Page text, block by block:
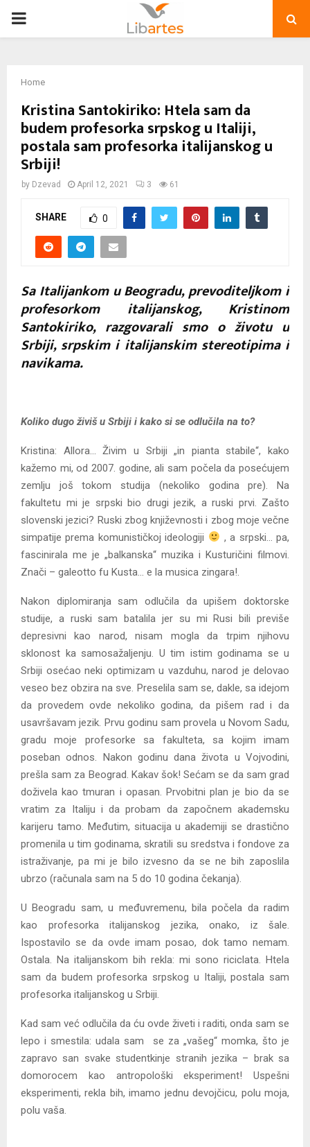
PRIMARY
Home
Kristina Santokiriko: Htela sam da
budem profesorka srpskog u Italiji,
postala sam profesorka italijanskog u
Srbiji!
by Dzevad April 12, 2021 3 61
SHARE 0
Sa Italijankom u Beogradu, prevoditeljkom i
profesorkom italijanskog, Kristinom
Santokiriko, razgovarali smo o životu u
Srbiji, srpskim i italijanskim stereotipima i
navikama.
Koliko dugo živiš u Srbiji i kako si se odlučila na to?
Kristina: Allora… Živim u Srbiji „in pianta stabile“, kako
kažemo mi, od 2007. godine, ali sam počela da posećujem
zemlju još tokom studija (nekoliko godina pre). Na
fakultetu mi je srpski bio drugi jezik, a ruski prvi. Zašto
slovenski jezici? Ruski zbog književnosti i zbog moje večne
simpatije prema komunističkoj ideologiji
, a srpski… pa,
fascinirala me je „balkanska“ muzika i Kusturičini filmovi.
Znači – galeotto fu Kusta… e la musica zingara!.
Nakon diplomiranja sam odlučila da upišem doktorske
studije, a ruski sam batalila jer su mi Rusi bili previše
depresivni kao narod, nisam mogla da trpim njihovu
sklonost ka samosažaljenju. U tim istim godinama se u
Srbiji osećao neki optimizam u vazduhu, narod je delovao
veseo bez obzira na sve. Preselila sam se, dakle, sa idejom
da provedem ovde nekoliko godina, da pišem rad i da
usavršavam jezik. Prvu godinu sam provela u Novom Sadu,
gradu moje profesorke sa fakulteta, sa kojim imam
poseban odnos. Nakon godinu dana života u Vojvodini,
prešla sam za Beograd. Kakav šok! Sećam se da sam grad
doživela kao tmuran i opasan. Prvobitni plan je bio da se
vratim za Italiju i da probam da započnem akademsku
karijeru tamo. Međutim, situacija u akademiji se drastično
promenila u tim godinama, skratili su sredstva i fondove za
istraživanje, pa mi je bilo izvesno da se ne bih zaposlila
ubrzo (računala sam na 5 do 10 godina čekanja).
U Beogradu sam, u međuvremenu, bila počela da radim
kao profesorka italijanskog jezika, onako, iz šale.
Ispostavilo se da ovde imam posao, dok tamo nemam.
Ostala. Na italijanskom bih rekla: mi sono riciclata. Htela
sam da budem profesorka srpskog u Italiji, postala sam
profesorka italijanskog u Srbiji.
Kad sam već odlučila da ću ovde živeti i raditi, onda sam se
lepo i smestila: udala sam se za „vašeg“ momka, što je
zapravo san svake studentkinje stranih jezika – brak sa
domorocem kao antropološki eksperiment! Uspešni
eksperimenti, rekla bih, imamo jednu devojčicu, polu moja,
polu vaša.